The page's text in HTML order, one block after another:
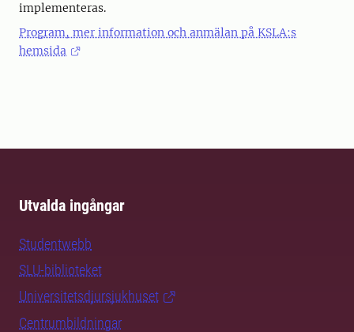
implementeras.
Program, mer information och anmälan på KSLA:s
hemsida
Utvalda ingångar
Studentwebb
SLU-biblioteket
Universitetsdjursjukhuset
Centrumbildningar